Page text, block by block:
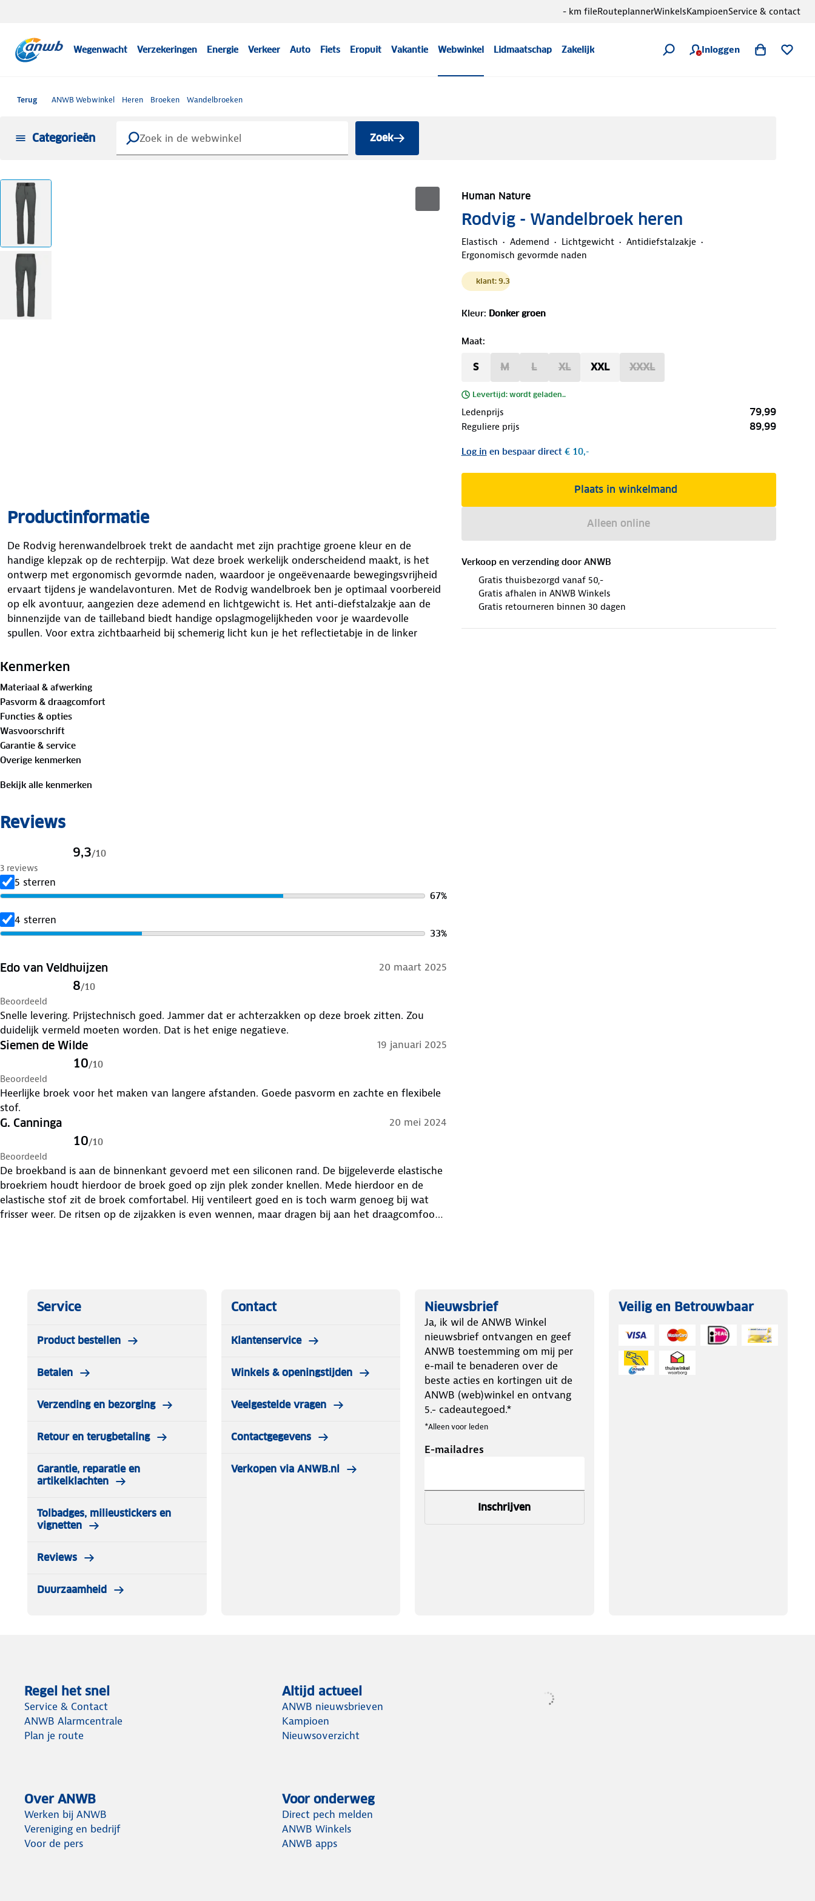
Wegenwacht Verzekeringen Energie Verkeer Auto Fiets Eropuit Vakantie Webwinkel Lidmaatschap Zakelijk Inloggen
- km fileRouteplannerWinkelsKampioenService & contact
Terug ANWB Webwinkel Heren Broeken Wandelbroeken
Categorieën Zoek
Human Nature
Rodvig - Wandelbroek heren
Elastisch Ademend Lichtgewicht
Antidiefstalzakje
Ergonomisch gevormde naden
klant: 9.3
Kleur: Donker groen
Maat:
S M L XL XXL XXXL
Levertijd: wordt geladen..
Ledenprijs 79,99
Reguliere prijs 89,99
Log in en bespaar direct€ 10,-
Plaats in winkelmand
Alleen online
Verkoop en verzending door ANWB
Gratis thuisbezorgd vanaf 50,-
Gratis afhalen in ANWB Winkels
Gratis retourneren binnen 30 dagen
Productinformatie
De Rodvig herenwandelbroek trekt de aandacht met zijn prachtige groene kleur en de
handige klepzak op de rechterpijp. Wat deze broek werkelijk onderscheidend maakt, is het
ontwerp met ergonomisch gevormde naden, waardoor je ongeëvenaarde bewegingsvrijheid
ervaart tijdens je wandelavonturen. Met de Rodvig wandelbroek ben je optimaal voorbereid
op elk avontuur, aangezien deze ademend en lichtgewicht is. Het anti-diefstalzakje aan de
binnenzijde van de tailleband biedt handige opslagmogelijkheden voor je waardevolle
spullen. Voor extra zichtbaarheid bij schemerig licht kun je het reflectietabje in de linker
tegen schadelijke zonnestralen. De wandelbroek wordt geleverd met een afneembare riem,
waarmee je de perfecte pasvorm kunt aanpassen aan jouw comfort. Met de Rodvig
wandelbroek combineer je moeiteloos stijl en functionaliteit, waardoor je volledig klaar bent
voor jouw avontuurlijke ontdekkingstochten in de natuur!
Materialen:
92% polyester, 8% elastaan
bestemming aan.
Kenmerken
Materiaal & afwerking
Pasvorm & draagcomfort
Functies & opties
Wasvoorschrift
Garantie & service
Overige kenmerken
Bekijk alle kenmerken
Reviews
9,3/10
3 reviews
5 sterren
67%
4 sterren
33%
Edo van Veldhuijzen 20 maart 2025
8/10
Beoordeeld
Snelle levering. Prijstechnisch goed. Jammer dat er achterzakken op deze broek zitten. Zou
duidelijk vermeld moeten worden. Dat is het enige negatieve.
Siemen de Wilde 19 januari 2025
10/10
Beoordeeld
Heerlijke broek voor het maken van langere afstanden. Goede pasvorm en zachte en flexibele
stof.
G. Canninga 20 mei 2024
10/10
Beoordeeld
De broekband is aan de binnenkant gevoerd met een siliconen rand. De bijgeleverde elastische
broekriem houdt hierdoor de broek goed op zijn plek zonder knellen. Mede hierdoor en de
elastische stof zit de broek comfortabel. Hij ventileert goed en is toch warm genoeg bij wat
frisser weer. De ritsen op de zijzakken is even wennen, maar dragen bij aan het draagcomfoort.
Service
Product bestellen
Betalen
Verzending en bezorging
Retour en terugbetaling
Garantie, reparatie en
artikelklachten
Tolbadges, milieustickers en
vignetten
Reviews
Duurzaamheid
Contact
Klantenservice
Winkels & openingstijden
Veelgestelde vragen
Contactgegevens
Verkopen via ANWB.nl
Nieuwsbrief
Ja, ik wil de ANWB Winkel
nieuwsbrief ontvangen en geef
ANWB toestemming om mij per
e-mail te benaderen over de
beste acties en kortingen uit de
ANWB (web)winkel en ontvang
5.- cadeautegoed.*
*Alleen voor leden
E-mailadres
Inschrijven
Veilig en Betrouwbaar
Regel het snel
Service & Contact
ANWB Alarmcentrale
Plan je route
Altijd actueel
ANWB nieuwsbrieven
Kampioen
Nieuwsoverzicht
Over ANWB
Werken bij ANWB
Vereniging en bedrijf
Voor de pers
Voor onderweg
Direct pech melden
ANWB Winkels
ANWB apps